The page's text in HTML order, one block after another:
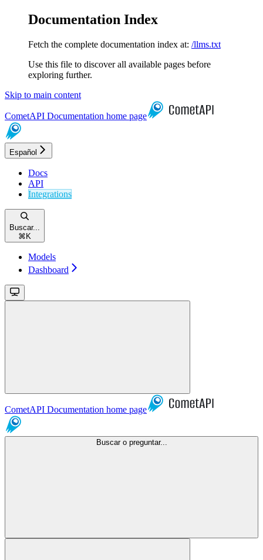
Documentation Index
Fetch the complete documentation index at: /llms.txt
Use this file to discover all available pages before
exploring further.
Skip to main content
CometAPI Documentation home page
Español
Docs
API
Integrations
Buscar...
⌘ K
Models
Dashboard
CometAPI Documentation home page
Buscar o preguntar...